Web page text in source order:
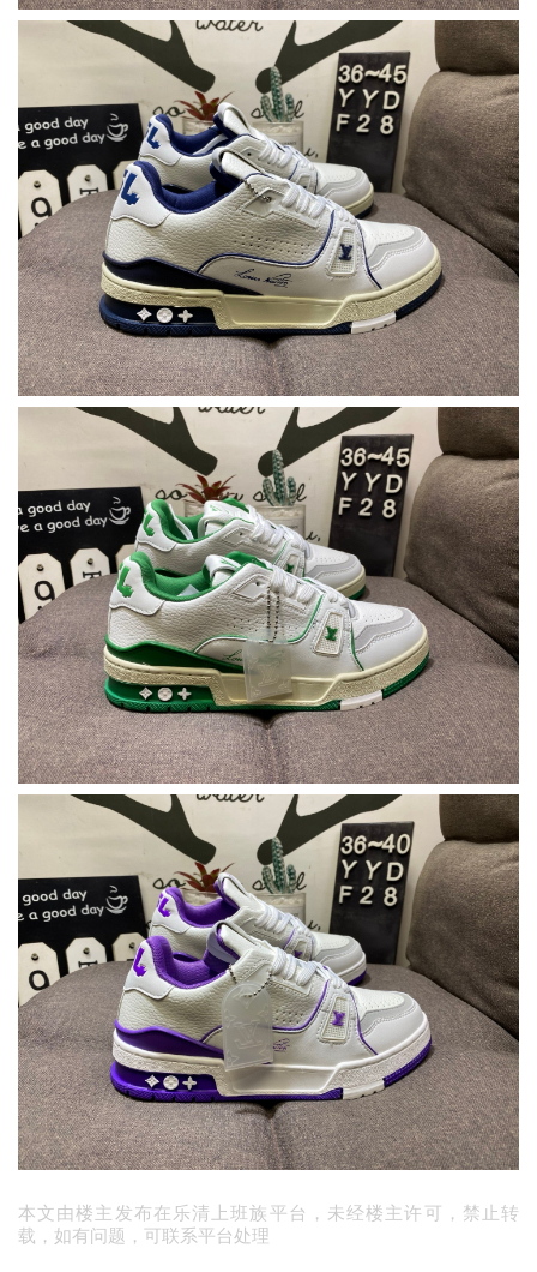
本文由楼主发布在乐清上班族平台，未经楼主许可，禁止转
载，如有问题，可联系平台处理